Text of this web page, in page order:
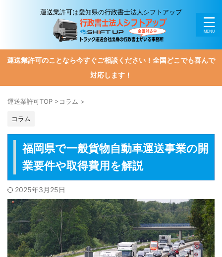
運送業許可は愛知県の行政書士法人シフトアップ
運送業許可のことなら今すぐご相談ください！全国どこでも喜んで
対応します！
運送業許可TOP >コラム >
コラム
福岡県で一般貨物自動車運送事業の開
業要件や取得費用を解説
2025年3月25日